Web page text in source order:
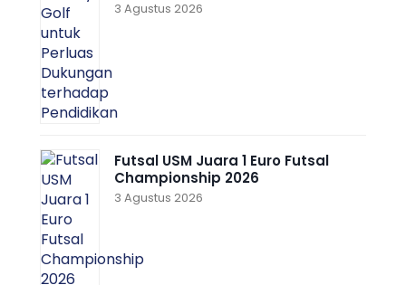
3 Agustus 2026
Futsal USM Juara 1 Euro Futsal
Championship 2026
3 Agustus 2026